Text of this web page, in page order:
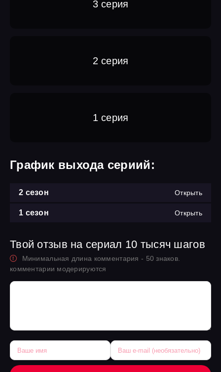
3 серия
2 серия
1 серия
График выхода сериий:
2 сезон Открыть
1 сезон Открыть
Твой отзыв на сериал 10 тысяч шагов
Минимальная длина комментария - 50 знаков.
комментарии модерируются